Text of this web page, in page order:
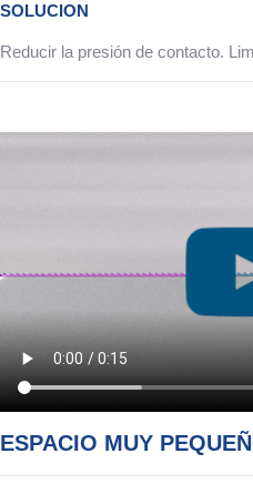
SOLUCION
Reducir la presión de contacto.
ESPACIO MUY